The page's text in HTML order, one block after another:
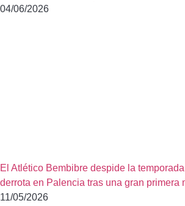
04/06/2026
El Atlético Bembibre despide la
derrota en Palencia tras una gran primera
11/05/2026